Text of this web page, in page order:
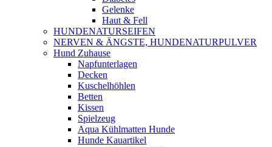
Gelenke
Haut & Fell
HUNDENATURSEIFEN
NERVEN & ÄNGSTE, HUNDENATURPULVER
Hund Zuhause
Napfunterlagen
Decken
Kuschelhöhlen
Betten
Kissen
Spielzeug
Aqua Kühlmatten Hunde
Hunde Kauartikel